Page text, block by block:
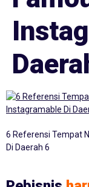
6 Referensi Tempat
Di Daerah 6